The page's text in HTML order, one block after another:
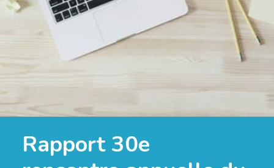
Rapport 30e